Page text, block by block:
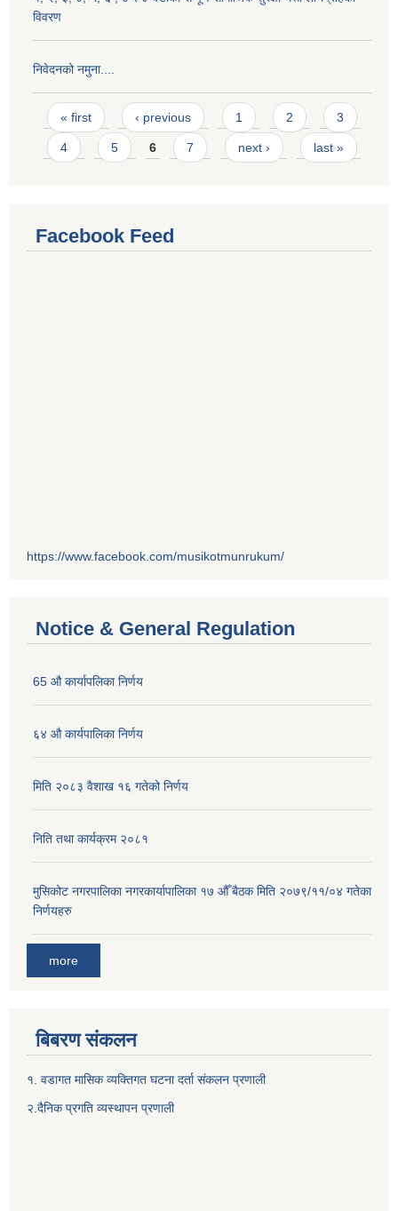
विवरण
निवेदनको नमुना....
Pages
« first ‹ previous 1 2 3
4 5 6 7 next › last »
Facebook Feed
https://www.facebook.com/musikotmunrukum/
Notice & General Regulation
65 औ कार्यापलिका निर्णय
६४ औ कार्यपालिका निर्णय
मिति २०८३ वैशाख १६ गतेको निर्णय
निति तथा कार्यक्रम २०८१
मुसिकोट नगरपालिका नगरकार्यापालिका १७ औँ बैठक मिति २०७९/११/०४ गतेका
निर्णयहरु
more
बिबरण संकलन
१. वडागत मासिक व्यक्तिगत घटना दर्ता संकलन प्रणाली
२.दैनिक प्रगति व्यस्थापन प्रणाली